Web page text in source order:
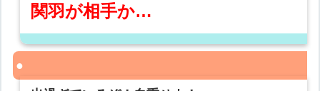
関羽が相手か…